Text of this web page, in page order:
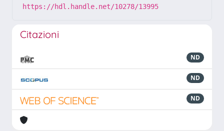
https://hdl.handle.net/10278/13995
Citazioni
ND
ND
ND